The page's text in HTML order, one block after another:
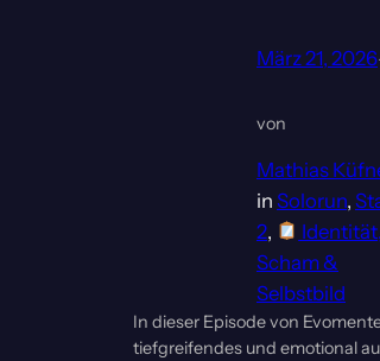
März 21, 2026
von
Mathias
in Solorun,
2,
Identität,
Scham &
Selbstbild
In dieser Episode von
tiefgreifendes und emotional